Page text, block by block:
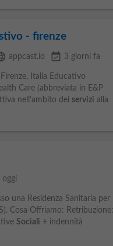
- firenze
appcast.io event_available 3 giorni fa
Italia Educativo
Care (abbreviata in E&P
nell’ambito dei servizi alla
oggi
una Residenza Sanitaria per
Cosa Offriamo: Retribuzione:
Sociali + indennità